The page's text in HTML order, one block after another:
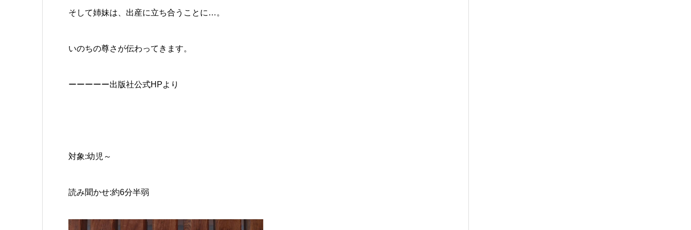
そして姉妹は、出産に立ち合うことに…。
いのちの尊さが伝わってきます。
ーーーーー出版社公式НРより
対象:幼児～
読み聞かせ:約6分半弱